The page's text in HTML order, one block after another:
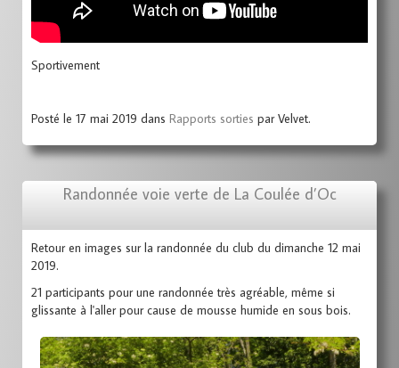
Sportivement
Posté le 17 mai 2019 dans Rapports sorties par Velvet.
Randonnée voie verte de La Coulée d’Oc
Retour en images sur la randonnée du club du dimanche 12 mai
2019.
21 participants pour une randonnée très agréable, même si
glissante à l'aller pour cause de mousse humide en sous bois.